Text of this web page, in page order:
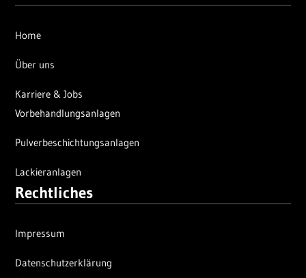
Home
Über uns
Karriere & Jobs
Vorbehandlungsanlagen
Pulverbeschichtungsanlagen
Lackieranlagen
Rechtliches
Impressum
Datenschutzerklärung